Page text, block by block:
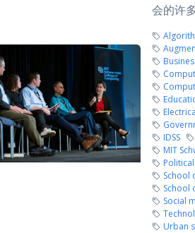
会的许
IDSS
MIT
School
School
Social
Urban